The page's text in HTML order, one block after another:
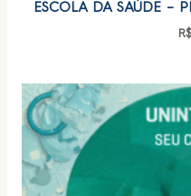
ESCOLA DA SAÚDE –
R$